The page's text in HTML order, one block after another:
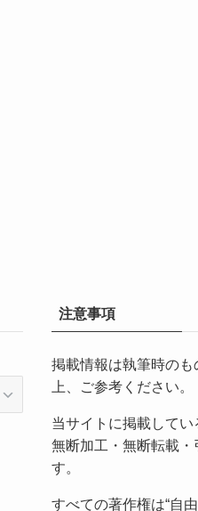
注意事項
掲載情報は執筆時の
上、ご参考ください。
当サイトに掲載して
無断加工・無断転載・
す。
すべての著作権は“自